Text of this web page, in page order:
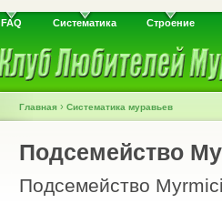
FAQ Систематика Строение
Главная › Систематика муравьев
Подсемейство
Подсемейство